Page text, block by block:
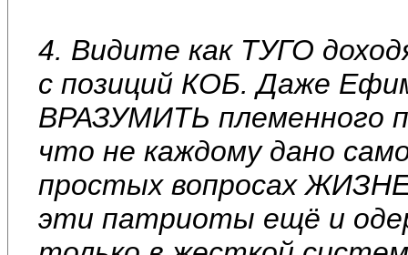
4. Видите как ТУГО
с позиций КОБ. Даже
ВРАЗУМИТЬ племенного
что не каждому дано
простых вопросах
эти патриоты ещё и